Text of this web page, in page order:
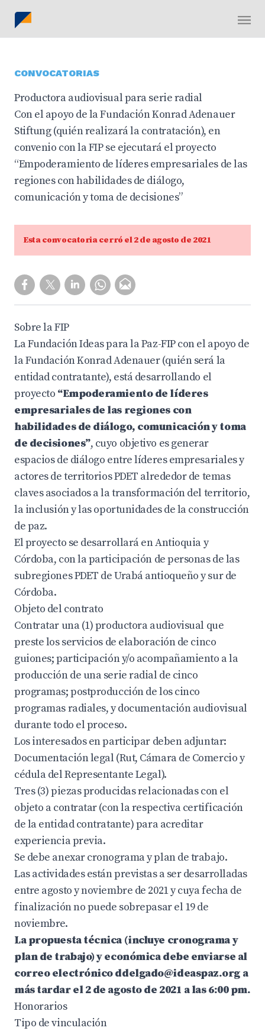
CONVOCATORIAS
Productora audiovisual para serie radial
Con el apoyo de la Fundación Konrad Adenauer
Stiftung (quién realizará la contratación), en
convenio con la FIP se ejecutará el proyecto
“Empoderamiento de líderes empresariales de las
regiones con habilidades de diálogo,
comunicación y toma de decisiones”
Esta convocatoria cerró el 2 de agosto de 2021
Sobre la FIP
La Fundación Ideas para la Paz-FIP con el apoyo de
la Fundación Konrad Adenauer (quién será la
entidad contratante), está desarrollando el
proyecto “Empoderamiento de líderes
empresariales de las regiones con
habilidades de diálogo, comunicación y toma
de decisiones”, cuyo objetivo es generar
espacios de diálogo entre líderes empresariales y
actores de territorios PDET alrededor de temas
claves asociados a la transformación del territorio,
la inclusión y las oportunidades de la construcción
de paz.
El proyecto se desarrollará en Antioquia y
Córdoba, con la participación de personas de las
subregiones PDET de Urabá antioqueño y sur de
Córdoba.
Objeto del contrato
Contratar una (1) productora audiovisual que
preste los servicios de elaboración de cinco
guiones; participación y/o acompañamiento a la
producción de una serie radial de cinco
programas; postproducción de los cinco
programas radiales, y documentación audiovisual
durante todo el proceso.
Los interesados en participar deben adjuntar:
Documentación legal (Rut, Cámara de Comercio y
cédula del Representante Legal).
Tres (3) piezas producidas relacionadas con el
objeto a contratar (con la respectiva certificación
de la entidad contratante) para acreditar
experiencia previa.
Se debe anexar cronograma y plan de trabajo.
Las actividades están previstas a ser desarrolladas
entre agosto y noviembre de 2021 y cuya fecha de
finalización no puede sobrepasar el 19 de
noviembre.
La propuesta técnica (incluye cronograma y
plan de trabajo) y económica debe enviarse al
correo electrónico ddelgado@ideaspaz.org a
más tardar el 2 de agosto de 2021 a las 6:00 pm.
Honorarios
Tipo de vinculación